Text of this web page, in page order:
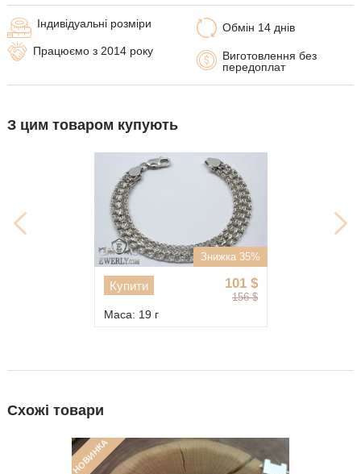
Обмін 14 днів
Виготовлення без
передоплат
Індивідуальні розміри
Працюємо з 2014 року
З цим товаром купують
Знижка 35%
101 $
156 $
Купити
Маса: 19 г
Схожі товари
НОВИНКА